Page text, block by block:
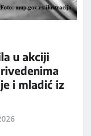
u akciji
i mladić iz